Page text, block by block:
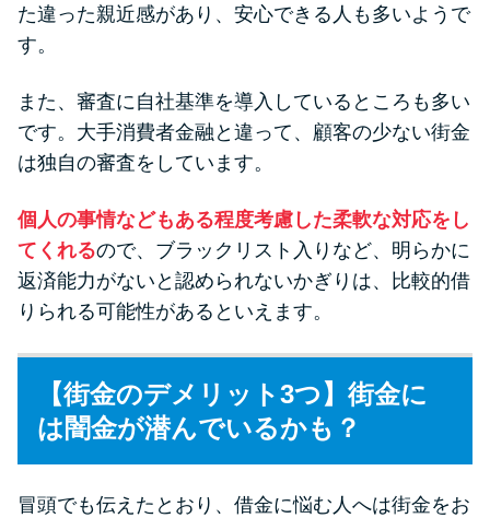
た違った親近感があり、安心できる人も多いようで
す。
また、審査に自社基準を導入しているところも多い
です。大手消費者金融と違って、顧客の少ない街金
は独自の審査をしています。
個人の事情などもある程度考慮した柔軟な対応をし
てくれるので、ブラックリスト入りなど、明らかに
返済能力がないと認められないかぎりは、比較的借
りられる可能性があるといえます。
【街金のデメリット3つ】街金に
は闇金が潜んでいるかも？
冒頭でも伝えたとおり、借金に悩む人へは街金をお